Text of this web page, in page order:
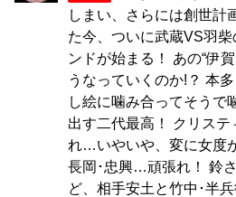
しまい、さらには創世計
た今、ついに武蔵VS羽
ンドが始まる！ あの“伊
うなっていくのか!？ 本
し絵に噛み合ってそうで
出す二代最高！ クリス
れ…いやいや、変に女度
長岡･忠興…頑張れ！ 鈴
ど、相手安土と竹中･半